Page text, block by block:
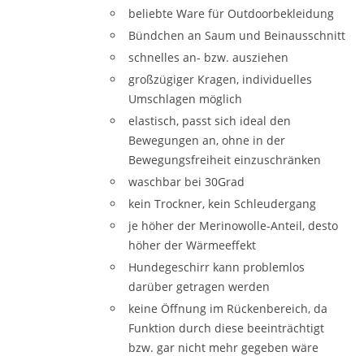
beliebte Ware für Outdoorbekleidung
Bündchen an Saum und Beinausschnitt
schnelles an- bzw. ausziehen
großzügiger Kragen, individuelles
Umschlagen möglich
elastisch, passt sich ideal den
Bewegungen an, ohne in der
Bewegungsfreiheit einzuschränken
waschbar bei 30Grad
kein Trockner, kein Schleudergang
je höher der Merinowolle-Anteil, desto
höher der Wärmeeffekt
Hundegeschirr kann problemlos
darüber getragen werden
keine Öffnung im Rückenbereich, da
Funktion durch diese beeinträchtigt
bzw. gar nicht mehr gegeben wäre